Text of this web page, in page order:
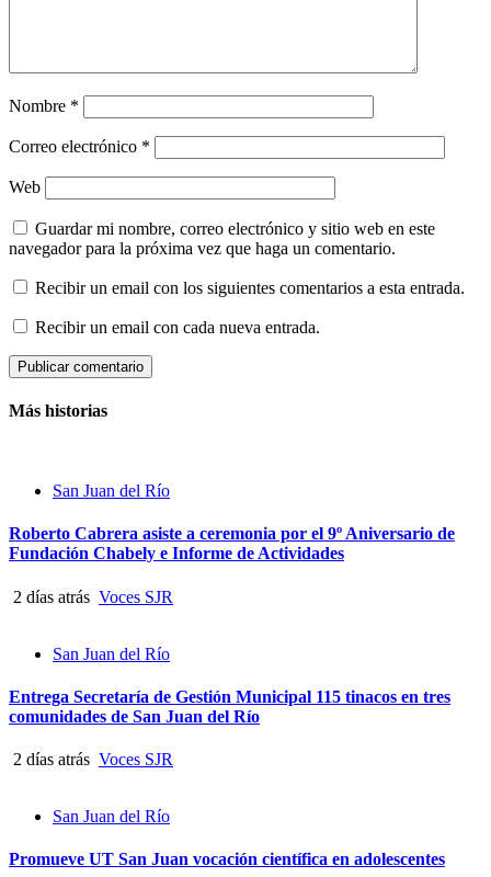
Nombre *
Correo electrónico *
Web
Guardar mi nombre, correo electrónico y sitio web en este
navegador para la próxima vez que haga un comentario.
Recibir un email con los siguientes comentarios a esta entrada.
Recibir un email con cada nueva entrada.
Más historias
San Juan del Río
Roberto Cabrera asiste a ceremonia por el 9º Aniversario de
Fundación Chabely e Informe de Actividades
2 días atrás Voces SJR
San Juan del Río
Entrega Secretaría de Gestión Municipal 115 tinacos en tres
comunidades de San Juan del Río
2 días atrás Voces SJR
San Juan del Río
Promueve UT San Juan vocación científica en adolescentes